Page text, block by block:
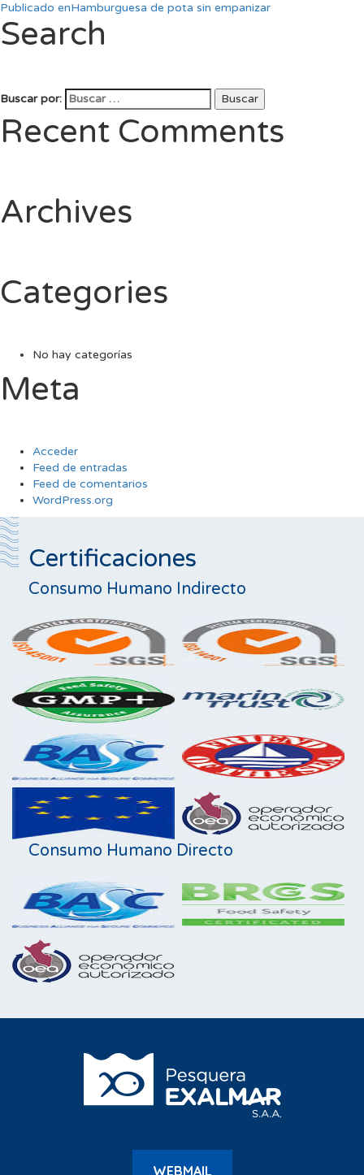
Publicado enHamburguesa de pota sin empanizar
Search
Buscar por: Buscar
Recent Comments
Archives
Categories
No hay categorías
Meta
Acceder
Feed de entradas
Feed de comentarios
WordPress.org
Certificaciones
Consumo Humano Indirecto
Consumo Humano Directo
WEBMAIL